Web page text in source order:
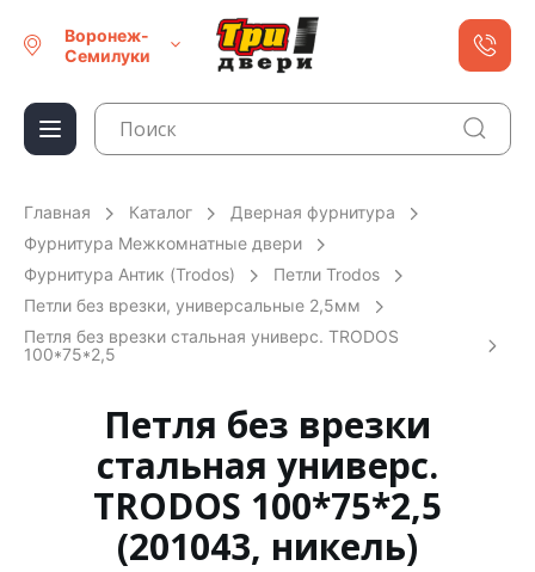
Воронеж-
Семилуки
Главная Каталог
Дверная фурнитура
Фурнитура Межкомнатные двери
Фурнитура Антик (Trodos)
Петли Trodos
Петли без врезки, универсальные 2,5мм
Петля без врезки стальная универс. TRODOS
100*75*2,5
Петля без врезки
стальная универс.
TRODOS 100*75*2,5
(201043, никель)